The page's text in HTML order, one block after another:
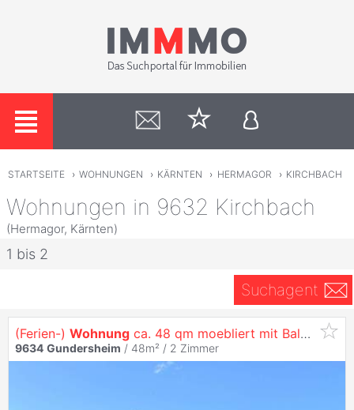
STARTSEITE › WOHNUNGEN › KÄRNTEN › HERMAGOR › KIRCHBACH
Wohnungen in 9632 Kirchbach
(Hermagor, Kärnten)
1 bis 2
Suchagent
(Ferien-) Wohnung ca. 48 qm moebliert mit Balkon und Blick in die karnischen Alpen im südlichen Kärnten TOP
9634 Gundersheim / 48m² / 2 Zimmer